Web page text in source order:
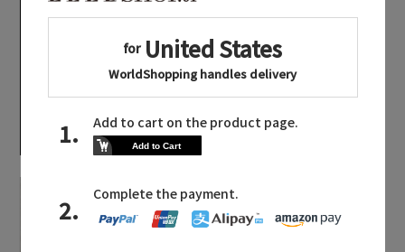
足もとからシックを纏
う。「ネブローニ」の
秋冬コレクション